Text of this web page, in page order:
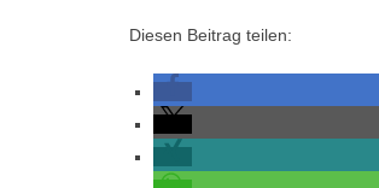
Diesen Beitrag teilen: